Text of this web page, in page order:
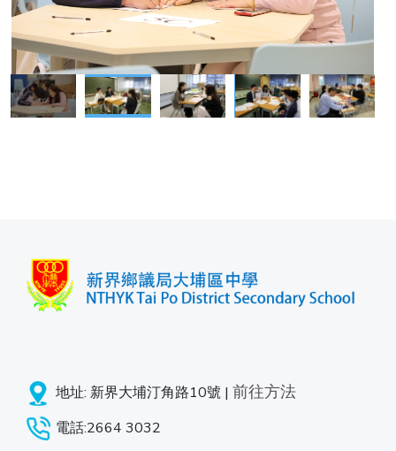
地址: 新界大埔汀角路10號 | 前往方法
電話:2664 3032